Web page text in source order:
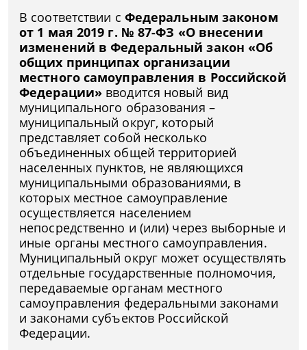
В соответствии с Федеральным законом
от 1 мая 2019 г. № 87-ФЗ «О внесении
изменений в Федеральный закон «Об
общих принципах организации
местного самоуправления в Российской
Федерации» вводится новый вид
муниципального образования –
муниципальный округ, который
представляет собой несколько
объединенных общей территорией
населенных пунктов, не являющихся
муниципальными образованиями, в
которых местное самоуправление
осуществляется населением
непосредственно и (или) через выборные и
иные органы местного самоуправления.
Муниципальный округ может осуществлять
отдельные государственные полномочия,
передаваемые органам местного
самоуправления федеральными законами
и законами субъектов Российской
Федерации.